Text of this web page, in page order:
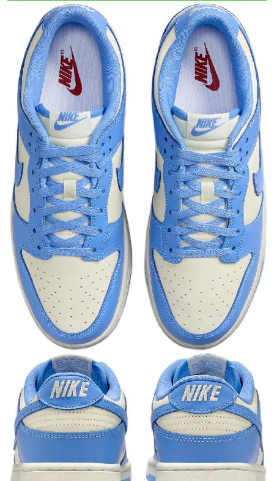
Тройная гарантия
оригинальности
Товар сертифицирован и опломбирован.
Проверяем на оригинальность
по 16 параметрам.
Если придёт подделка — вернём деньги
в трёхкратном размере.
Как мы провеяем товары